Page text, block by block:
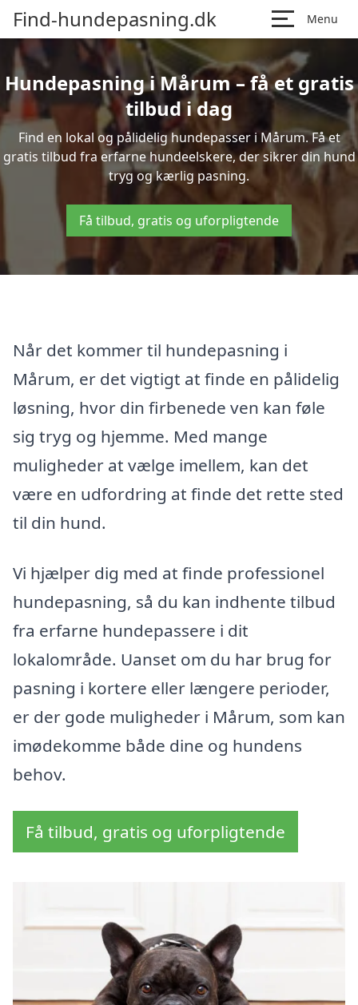
Find-hundepasning.dk Menu
Hundepasning i Mårum – få et gratis
tilbud i dag
Find en lokal og pålidelig hundepasser i Mårum. Få et
gratis tilbud fra erfarne hundeelskere, der sikrer din hund
tryg og kærlig pasning.
Få tilbud, gratis og uforpligtende
Når det kommer til hundepasning i
Mårum, er det vigtigt at finde en pålidelig
løsning, hvor din firbenede ven kan føle
sig tryg og hjemme. Med mange
muligheder at vælge imellem, kan det
være en udfordring at finde det rette sted
til din hund.
Vi hjælper dig med at finde professionel
hundepasning, så du kan indhente tilbud
fra erfarne hundepassere i dit
lokalområde. Uanset om du har brug for
pasning i kortere eller længere perioder,
er der gode muligheder i Mårum, som kan
imødekomme både dine og hundens
behov.
Få tilbud, gratis og uforpligtende